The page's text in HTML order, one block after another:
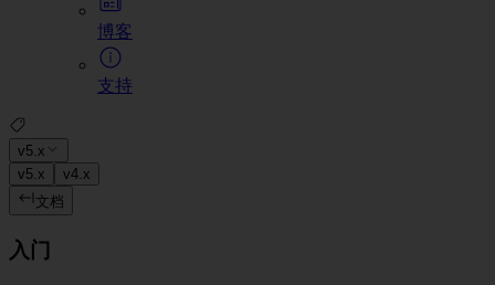
博客
支持
v5.x
v5.x
v4.x
文档
入门